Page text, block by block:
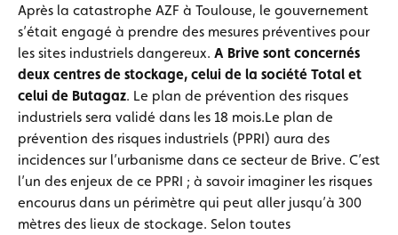
Après la catastrophe AZF à Toulouse, le gouvernement
s’était engagé à prendre des mesures préventives pour
les sites industriels dangereux. A Brive sont concernés
deux centres de stockage, celui de la société Total et
celui de Butagaz. Le plan de prévention des risques
industriels sera validé dans les 18 mois.Le plan de
prévention des risques industriels (PPRI) aura des
incidences sur l’urbanisme dans ce secteur de Brive. C’est
l’un des enjeux de ce PPRI ; à savoir imaginer les risques
encourus dans un périmètre qui peut aller jusqu’à 300
mètres des lieux de stockage. Selon toutes